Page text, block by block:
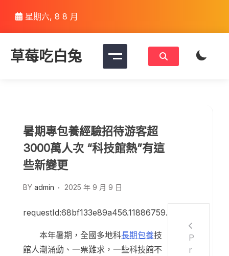
content
星期六, 8 8 月
草莓吃白兔
暑期專包養經驗招待游客超
3000萬人次 “科技館熱”有這
些新變更
BY admin 2025 年 9 月 9 日
requestId:68bf133e89a456.11886759.
本年暑期，全國多地科長期包養技
館人潮涌動、一票難求，一些科技館不
P
r